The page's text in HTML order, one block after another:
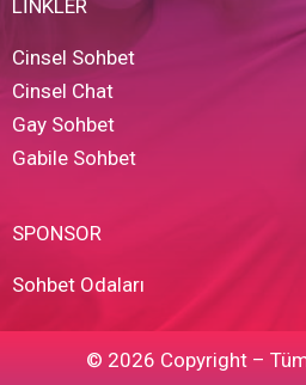
LİNKLER
Cinsel Sohbet
Cinsel Chat
Gay Sohbet
Gabile Sohbet
SPONSOR
Sohbet Odaları
© 2026 Copyright – Tüm